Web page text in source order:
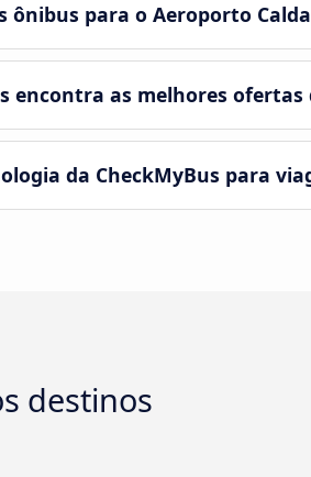
ônibus para o Aeroporto
encontra as melhores
da CheckMyBus para
destinos